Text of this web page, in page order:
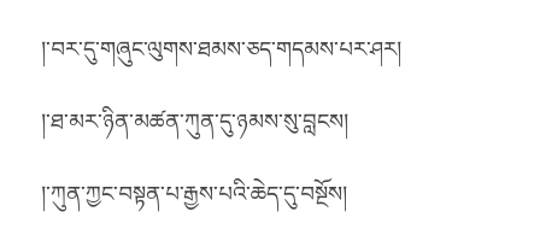
།་བར་དུ་གཞུང་ལུགས་ཐམས་ཅད་གདམས་པར་ཤར།
།་ཐ་མར་ཉིན་མཚན་ཀུན་དུ་ཉམས་སུ་བླངས།
།་ཀུན་ཀྱང་བསྟན་པ་རྒྱས་པའི་ཆེད་དུ་བསྔོས།